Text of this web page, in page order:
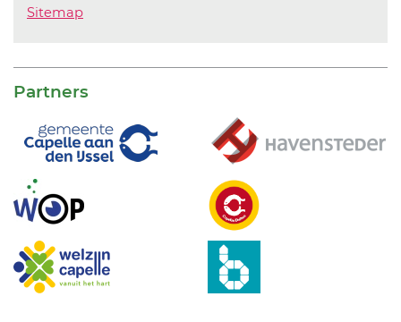
Sitemap
Partners